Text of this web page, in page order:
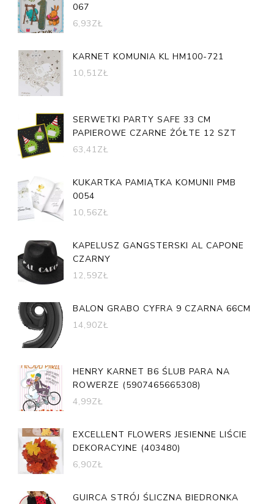
067
6,93ZŁ
KARNET KOMUNIA KL HM100-721
10,51ZŁ
SERWETKI PARTY SAFE 33 CM
PAPIEROWE CZARNE ŻÓŁTE 12 SZT
63,41ZŁ
KUKARTKA PAMIĄTKA KOMUNII PMB
0054
10,56ZŁ
KAPELUSZ GANGSTERSKI AL CAPONE
CZARNY
12,59ZŁ
BALON GRABO CYFRA 9 CZARNA 66CM
14,90ZŁ
HENRY KARNET B6 ŚLUB PARA NA
ROWERZE (5907465665308)
4,99ZŁ
EXCELLENT FLOWERS JESIENNE LIŚCIE
DEKORACYJNE (403480)
6,90ZŁ
GUIRCA STRÓJ ŚLICZNA BIEDRONKA